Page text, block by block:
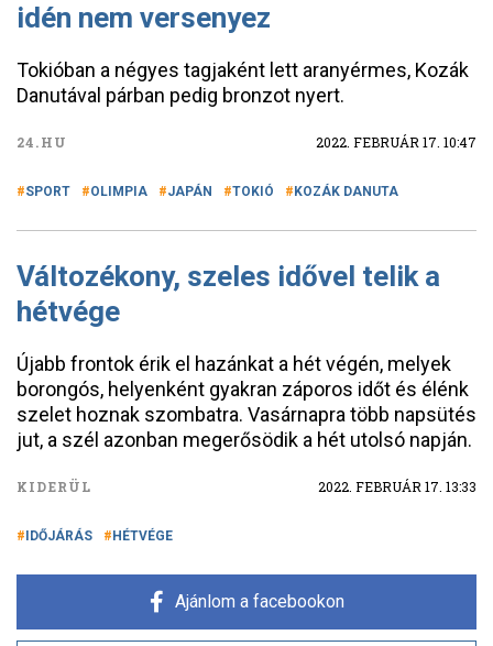
idén nem versenyez
Tokióban a négyes tagjaként lett aranyérmes, Kozák
Danutával párban pedig bronzot nyert.
24.HU 2022. FEBRUÁR 17. 10:47
SPORT OLIMPIA JAPÁN TOKIÓ KOZÁK DANUTA
Változékony, szeles idővel telik a
hétvége
Újabb frontok érik el hazánkat a hét végén, melyek
borongós, helyenként gyakran záporos időt és élénk
szelet hoznak szombatra. Vasárnapra több napsütés
jut, a szél azonban megerősödik a hét utolsó napján.
KIDERÜL 2022. FEBRUÁR 17. 13:33
IDŐJÁRÁS HÉTVÉGE
Ajánlom a facebookon